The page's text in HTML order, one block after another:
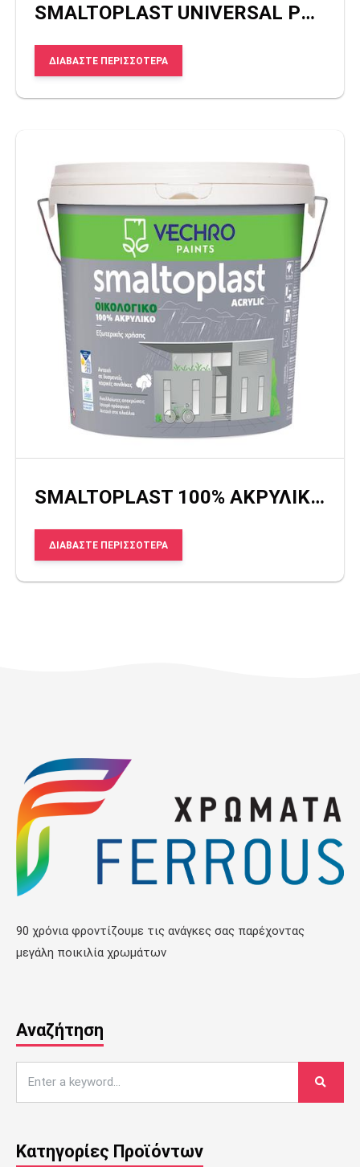
SMALTOPLAST UNIVERSAL PRIMER
ΔΙΑΒΆΣΤΕ ΠΕΡΙΣΣΌΤΕΡΑ
SMALTOPLAST 100% ΑΚΡΥΛΙΚΟ/SMALTOPLAST 100% ACRYLIC
ΔΙΑΒΆΣΤΕ ΠΕΡΙΣΣΌΤΕΡΑ
90 χρόνια φροντίζουμε τις ανάγκες σας παρέχοντας
μεγάλη ποικιλία χρωμάτων
Αναζήτηση
Κατηγορίες Προϊόντων